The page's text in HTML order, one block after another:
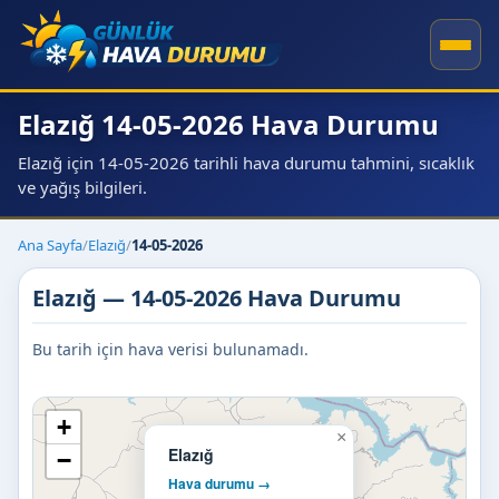
Elazığ 14-05-2026 Hava Durumu
Elazığ için 14-05-2026 tarihli hava durumu tahmini, sıcaklık
ve yağış bilgileri.
Ana Sayfa/Elazığ/14-05-2026
Elazığ — 14-05-2026 Hava Durumu
Bu tarih için hava verisi bulunamadı.
Elazığ
Hava durumu →
×
+
−